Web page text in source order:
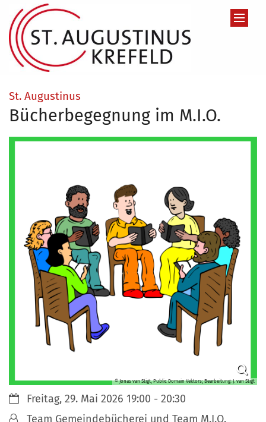
Zum Inhalt springen
St. Augustinus
Bücherbegegnung im M.I.O.
© Jonas van Stigt, Public Domain Vektors; Bearbeitung: J. van Stigt
Datum:Freitag, 29. Mai 2026 19:00 - 20:30
Von:Team Gemeindebücherei und Team M.I.O.